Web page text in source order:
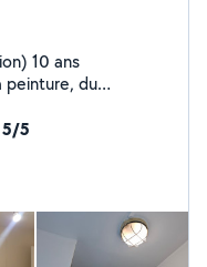
peinture, du
adaptés aussi
Mon expertise
rénovation, de
Mon savoir-faire
notamment:
sur murs,
5/5